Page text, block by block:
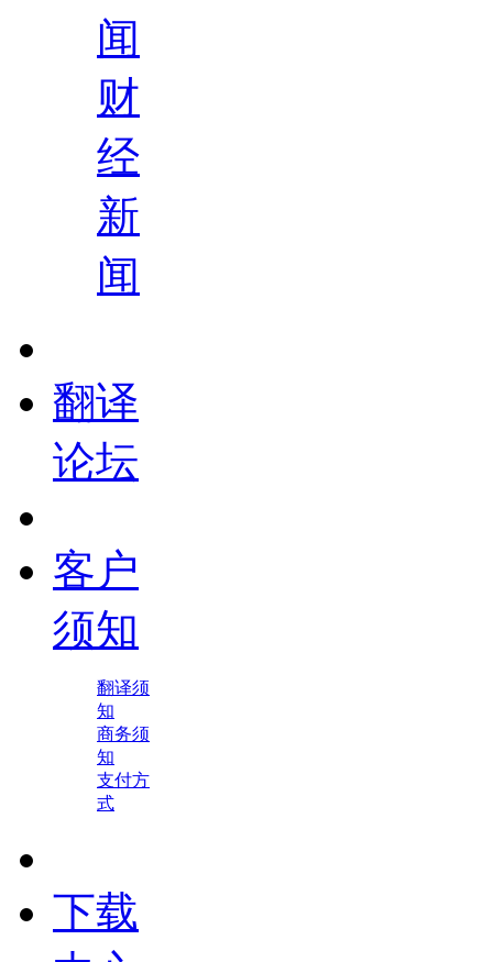
闻
财
经
新
闻
翻译
论坛
客户
须知
翻译须
知
商务须
知
支付方
式
下载